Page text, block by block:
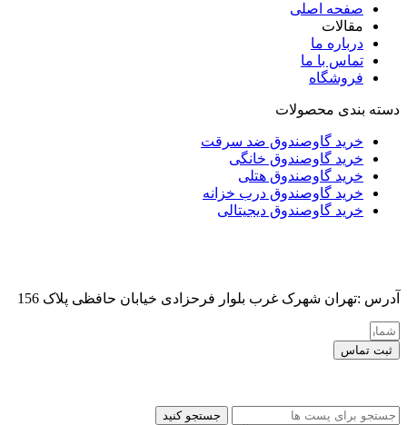
صفحه اصلی
مقالات
درباره ما
تماس با ما
فروشگاه
دسته بندی محصولات
خرید گاوصندوق ضد سرقت
خرید گاوصندوق خانگی
خرید گاوصندوق هتلی
خرید گاوصندوق درب خزانه
خرید گاوصندوق دیجیتالی
آدرس :تهران شهرک غرب بلوار فرحزادی خیابان حافظی پلاک 156
ثبت تماس
جستجو کنید